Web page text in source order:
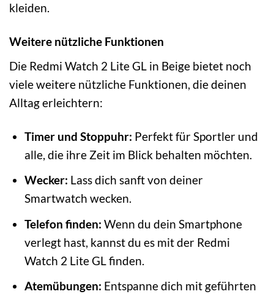
kleiden.
Weitere nützliche Funktionen
Die Redmi Watch 2 Lite GL in Beige bietet noch
viele weitere nützliche Funktionen, die deinen
Alltag erleichtern:
Timer und Stoppuhr: Perfekt für Sportler und
alle, die ihre Zeit im Blick behalten möchten.
Wecker: Lass dich sanft von deiner
Smartwatch wecken.
Telefon finden: Wenn du dein Smartphone
verlegt hast, kannst du es mit der Redmi
Watch 2 Lite GL finden.
Atemübungen: Entspanne dich mit geführten